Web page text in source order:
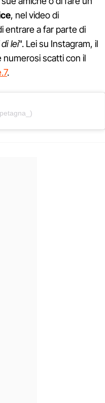
, nel video di
entrare a far parte di
lei". Lei su Instagram, il
numerosi scatti con il
.